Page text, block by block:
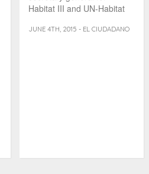
Habitat III and UN-Habitat
JUNE 4TH, 2015 - EL CIUDADANO